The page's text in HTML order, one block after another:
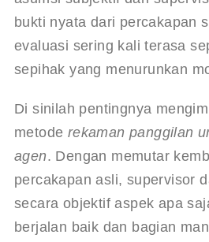
bukti nyata dari percakapan
evaluasi sering kali terasa
sepihak yang menurunkan
Di sinilah pentingnya
metode rekaman panggilan
agen. Dengan memutar
percakapan asli, supervisor
secara objektif aspek apa
berjalan baik dan bagian